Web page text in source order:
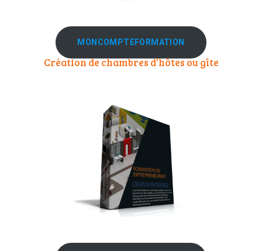
MONCOMPTEFORMATION
Création de chambres d’hôtes ou gîte